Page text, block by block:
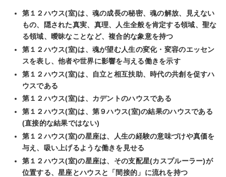
第１２ハウス(室)は、魂の成長の秘密、魂の解放、見えない
もの、隠された真実、真理、人生全般を肯定する領域、聖な
る領域、曖昧なことなど、複合的な象意を持つ
第１２ハウス(室)は、魂が望む人生の変化・変容のエッセン
スを表し、他者や世界に影響を与える働きを示す
第１２ハウス(室)は、自立と相互扶助、時代の共創を促すハ
ウスである
第１２ハウス(室)は、カデントのハウスである
第１２ハウス(室)は、第９ハウス(室)の結果のハウスである
(直接的な結果ではない)
第１２ハウス(室)の星座は、人生の経験の意味づけや真価を
与え、吸い上げるような働きを見せる
第１２ハウス(室)の星座は、その支配星(カスプルーラー)が
位置する、星座とハウスと「間接的」に流れを持つ